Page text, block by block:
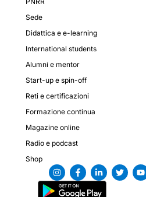
Sede
Didattica e e-learning
International students
Alumni e mentor
Start-up e spin-off
Reti e certificazioni
Formazione continua
Magazine online
Radio e podcast
Shop